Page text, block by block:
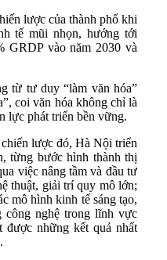
lược của thành phố khi
tế mũi nhọn, hướng tới
GRDP vào năm 2030 và
từ tư duy “làm văn hóa”
coi văn hóa không chỉ là
lực phát triển bền vững.
lược đó, Hà Nội triển
từng bước hình thành thị
việc nâng tầm và đầu tư
thuật, giải trí quy mô lớn;
mô hình kinh tế sáng tạo,
công nghệ trong lĩnh vực
được những kết quả nhất